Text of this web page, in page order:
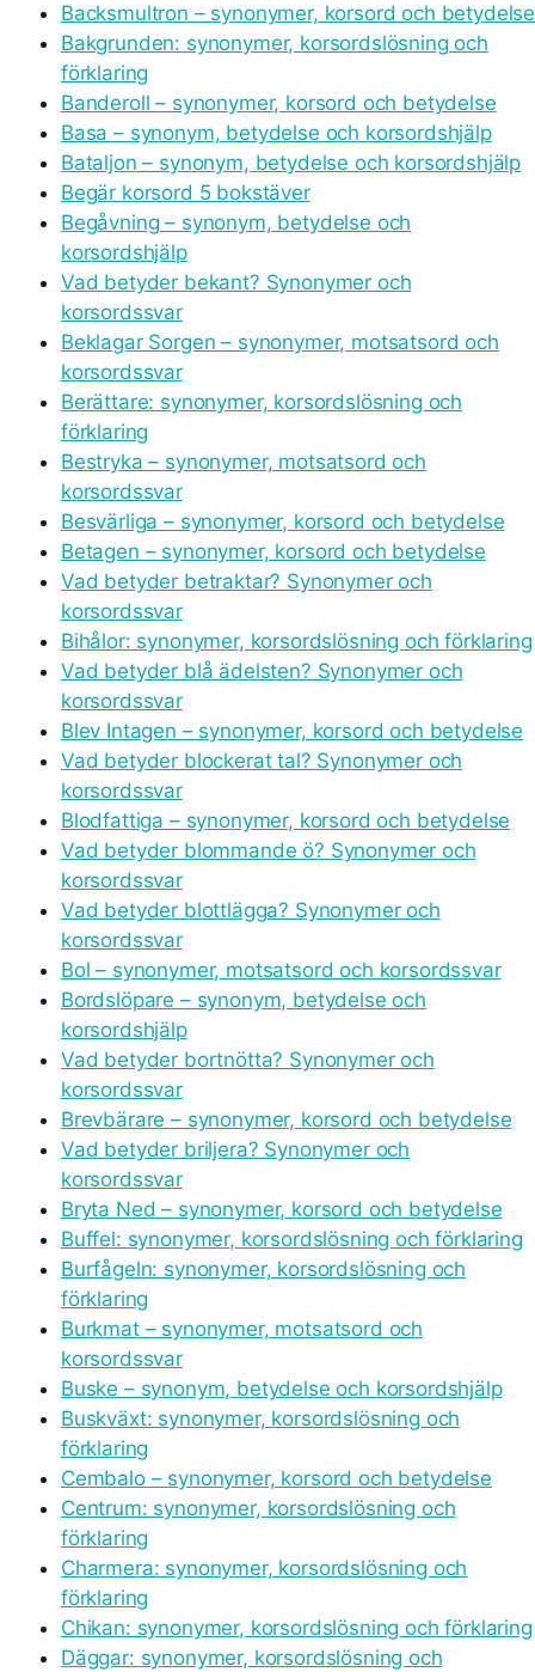
Backsmultron – synonymer, korsord och betydelse
Bakgrunden: synonymer, korsordslösning och
förklaring
Banderoll – synonymer, korsord och betydelse
Basa – synonym, betydelse och korsordshjälp
Bataljon – synonym, betydelse och korsordshjälp
Begär korsord 5 bokstäver
Begåvning – synonym, betydelse och
korsordshjälp
Vad betyder bekant? Synonymer och
korsordssvar
Beklagar Sorgen – synonymer, motsatsord och
korsordssvar
Berättare: synonymer, korsordslösning och
förklaring
Bestryka – synonymer, motsatsord och
korsordssvar
Besvärliga – synonymer, korsord och betydelse
Betagen – synonymer, korsord och betydelse
Vad betyder betraktar? Synonymer och
korsordssvar
Bihålor: synonymer, korsordslösning och förklaring
Vad betyder blå ädelsten? Synonymer och
korsordssvar
Blev Intagen – synonymer, korsord och betydelse
Vad betyder blockerat tal? Synonymer och
korsordssvar
Blodfattiga – synonymer, korsord och betydelse
Vad betyder blommande ö? Synonymer och
korsordssvar
Vad betyder blottlägga? Synonymer och
korsordssvar
Bol – synonymer, motsatsord och korsordssvar
Bordslöpare – synonym, betydelse och
korsordshjälp
Vad betyder bortnötta? Synonymer och
korsordssvar
Brevbärare – synonymer, korsord och betydelse
Vad betyder briljera? Synonymer och
korsordssvar
Bryta Ned – synonymer, korsord och betydelse
Buffel: synonymer, korsordslösning och förklaring
Burfågeln: synonymer, korsordslösning och
förklaring
Burkmat – synonymer, motsatsord och
korsordssvar
Buske – synonym, betydelse och korsordshjälp
Buskväxt: synonymer, korsordslösning och
förklaring
Cembalo – synonymer, korsord och betydelse
Centrum: synonymer, korsordslösning och
förklaring
Charmera: synonymer, korsordslösning och
förklaring
Chikan: synonymer, korsordslösning och förklaring
Däggar: synonymer, korsordslösning och